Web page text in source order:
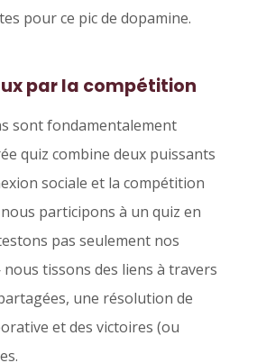
pour ce pic de dopamine.
par la compétition
sont fondamentalement
quiz combine deux puissants
sociale et la compétition
participons à un quiz en
pas seulement nos
tissons des liens à travers
une résolution de
et des victoires (ou